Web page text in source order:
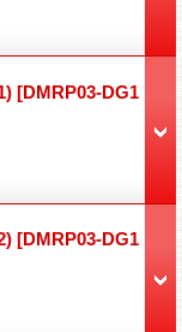
[DMRP03-DG1
[DMRP03-DG1